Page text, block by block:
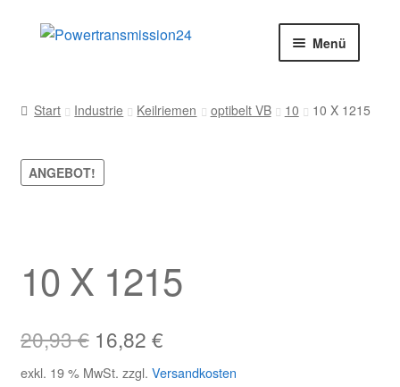
Zur
Zum
Menü
Blog
Impressum
Kontakt
Start Industrie Keilriemen optibelt VB 10 10 X 1215
ANGEBOT!
10 X 1215
20,93€ Ursprünglicher
Preis
16,82 €Aktueller
Preis
exkl. 19 % MwSt. zzgl. Versandkosten